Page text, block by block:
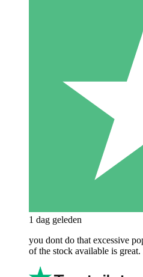
1 dag geleden
you dont do that excessive
of the stock available is